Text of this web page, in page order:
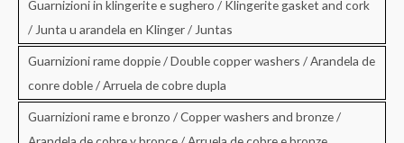
Guarnizioni in klingerite e sughero / Klingerite gasket and cork
/ Junta u arandela en Klinger / Juntas
Guarnizioni rame doppie / Double copper washers / Arandela de
conre doble / Arruela de cobre dupla
Guarnizioni rame e bronzo / Copper washers and bronze /